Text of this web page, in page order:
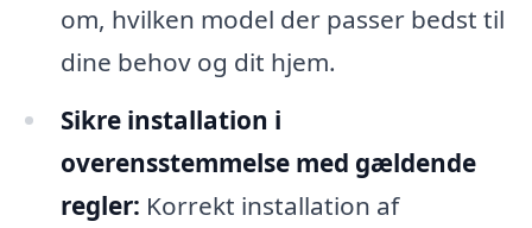
om, hvilken model der passer bedst til
dine behov og dit hjem.
Sikre installation i
overensstemmelse med gældende
regler: Korrekt installation af